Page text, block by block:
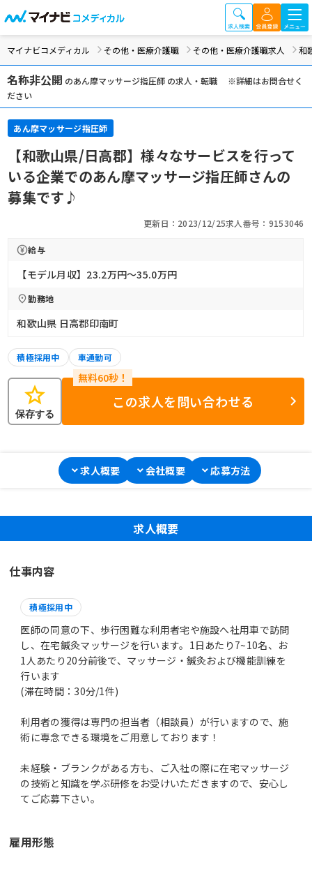
マイナビコメディカル その他・医療介護職 その他・医療介護職求人 和
名称非公開 のあん摩マッサージ指圧師 の求人・転職 ※詳細はお問合せく
ださい
あん摩マッサージ指圧師
【和歌山県/日高郡】様々なサービスを行って
いる企業でのあん摩マッサージ指圧師さんの
募集です♪
更新日：2023/12/25求人番号：9153046
給与
【モデル月収】23.2万円〜35.0万円
勤務地
和歌山県 日高郡印南町
積極採用中 車通勤可
star
保存する
この求人を問い合わせる
求人概要 会社概要 応募方法
求人概要
仕事内容
積極採用中
医師の同意の下、歩行困難な利用者宅や施設へ社用車で訪問
し、在宅鍼灸マッサージを行います。1日あたり7~10名、お
1人あたり20分前後で、マッサージ・鍼灸および機能訓練を
行います
(滞在時間：30分/1件)
利用者の獲得は専門の担当者（相談員）が行いますので、施
術に専念できる環境をご用意しております！
未経験・ブランクがある方も、ご入社の際に在宅マッサージ
の技術と知識を学ぶ研修をお受けいただきますので、安心し
雇用形態